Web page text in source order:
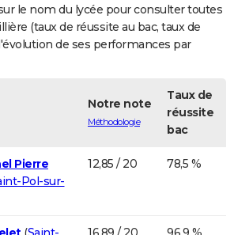
le nom du lycée pour consulter toutes
(taux de réussite au bac, taux de
de ses performances par
Notre note
Méthodologie
Taux de
réussite
bac
Pierre
Pol-sur-
12,85 / 20 78,5 %